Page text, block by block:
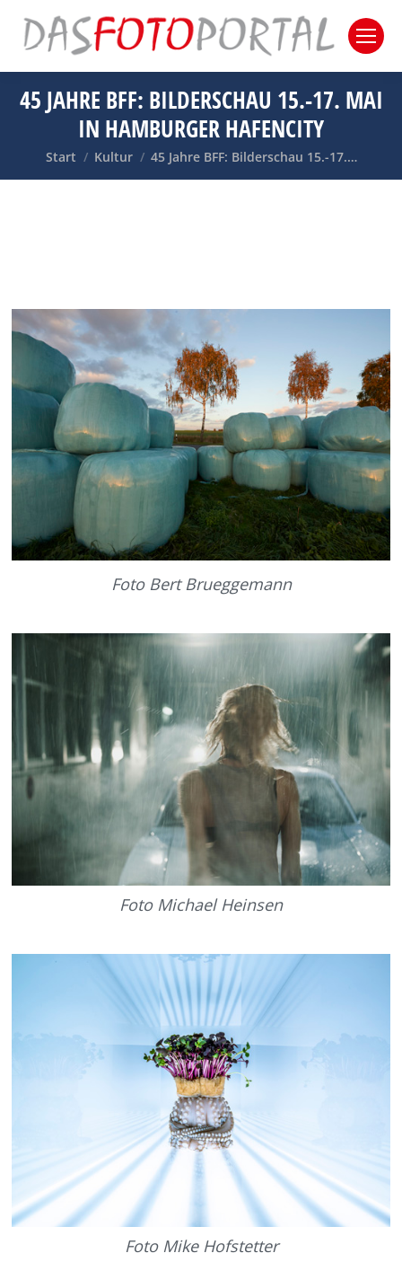
45 JAHRE BFF: BILDERSCHAU 15.-17. MAI
IN HAMBURGER HAFENCITY
Sie befinden sich hier:
Start Kultur 45 Jahre BFF: Bilderschau 15.-17.…
Foto Bert Brueggemann
Foto Michael Heinsen
Foto Mike Hofstetter